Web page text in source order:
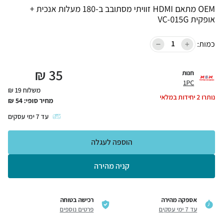
OEM מתאם HDMI זוויתי מסתובב ב-180 מעלות אנכית +
אופקית VC-015G
כמות:
חנות
1PC
נותרו2יחידות במלאי
35
₪
משלוח 19 ₪
מחיר סופי: 54
₪
עד7ימי עסקים
קניה מהירה
הוספה לעגלה
אספקה מהירה
עד 7 ימי עסקים
רכישה בטוחה
פרטים נוספים